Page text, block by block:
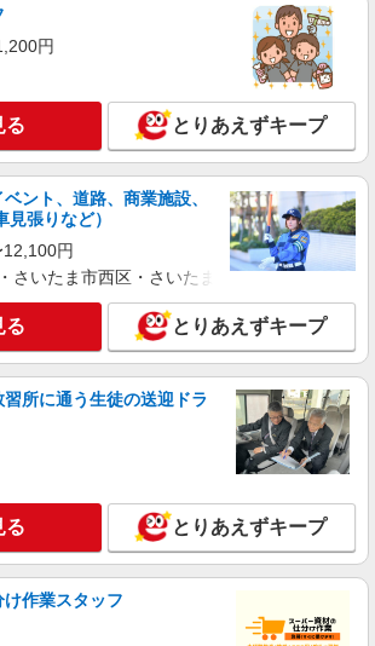
ャパン株式会社 39275_p
時給1,250円以上 試用期間中 時給1,250円以上
期間2ヶ月) 残業が発生した場合、残業代を1
分単位で別途支給します。
グランダ大森山王 （東京都大田区山王1-40-
）
詳細を見る
理補助スタッフ
時給1290円〜1340円 ※経験等による ★希望収
合うかの確認もいたします。 ★時間外手当別途
支給 ★上記金額は働きがい向上手当を含みます。
★働きがい向上手当※26年6月改定（地域により異
なる） 社会保険加入者は更に＋50円
東京都大田区東六郷1丁目19-1
詳細を見る
ャパン株式会社 21556_p
理員【アルバイト・パート】
時給1,500円以上 試用期間中 時給1,500円以上
円
る とりあえずキープ
ント、道路、商業施設、
張りなど）
円
さいたま市西区・さいたま市岩槻区・久喜市・
る とりあえずキープ
所に通う生徒の送迎ドラ
る とりあえずキープ
作業スタッフ